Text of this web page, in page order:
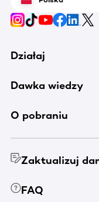
Działaj
Dawka wiedzy
O pobraniu
Zaktualizuj
FAQ